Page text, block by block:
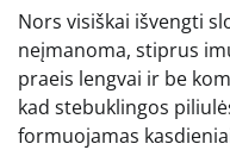
Nors visiškai išvengti
neįmanoma, stiprus
praeis lengvai ir be
kad stebuklingos
formuojamas